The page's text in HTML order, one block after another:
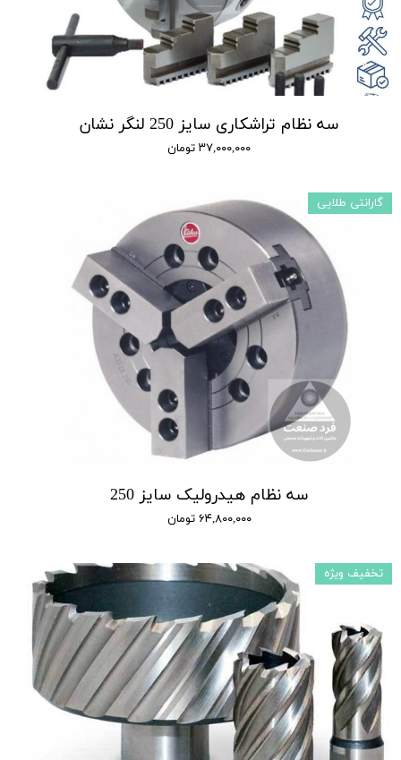
سه نظام تراشکاری سایز 250 لنگر نشان
۳۷,۰۰۰,۰۰۰ تومان
سه نظام هیدرولیک سایز 250
۶۴,۸۰۰,۰۰۰ تومان
گارانتی طلایی
تخفیف ویژه